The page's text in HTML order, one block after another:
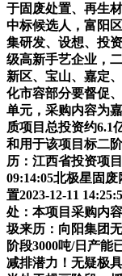
于固废处置、再生
中标候选人，富阳
集研发、设想、投
级高新手艺企业，
新区、宝山、嘉定
化市容部分要督促
单元，采购内容为
质项目总投资约6.1
和用于该项目标二
历：江西省投资项
09:14:05北极星固
置2023-12-11
处：本项目采购内
圾来历：向阳集团
阶段3000吨/日产能
减排潜力！无疑极